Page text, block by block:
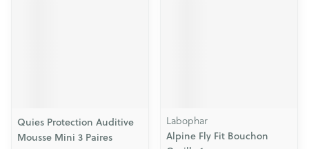
Quies Protection Auditive
Mousse Mini 3 Paires
Labophar
Alpine Fly Fit Bouchon